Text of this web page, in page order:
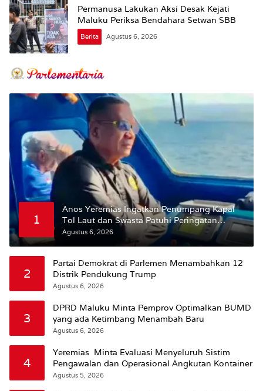
Permanusa Lakukan Aksi Desak Kejati
Maluku Periksa Bendahara Setwan SBB
Berita Agustus 6, 2026
1
Anos Yeremias Ingatkan Penumpang Kapal
Tol Laut dan Swasta Patuhi Peringatan
BMKG
Agustus 6, 2026
2
Partai Demokrat di Parlemen Menambahkan 12
Distrik Pendukung Trump
Agustus 6, 2026
3
DPRD Maluku Minta Pemprov Optimalkan BUMD
yang ada Ketimbang Menambah Baru
Agustus 6, 2026
4
Yeremias Minta Evaluasi Menyeluruh Sistim
Pengawalan dan Operasional Angkutan Kontainer
Agustus 5, 2026